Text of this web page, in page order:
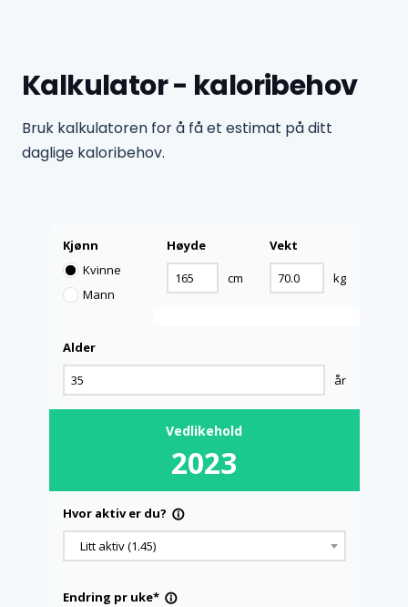
Kalkulator - kaloribehov
Bruk kalkulatoren for å få et estimat på ditt
daglige kaloribehov.
Alder
år
Kjønn
Kvinne
Mann
Høyde
cm
Vekt
kg
Vedlikehold
2023
Endring pr uke* info_outline
Hvor aktiv er du? info_outline
Litt aktiv (1.45)